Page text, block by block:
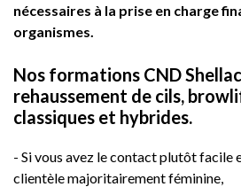
nécessaires à la prise en charge
organismes.
Nos formations CND
rehaussement de cils,
classiques et hybrides.
- Si vous avez le contact plutôt facile
clientèle majoritairement féminine,